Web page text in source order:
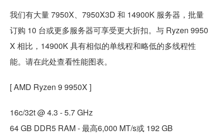
我们有大量 7950X、7950X3D 和 14900K 服务器，批量
订购 10 台或更多服务器可享受更大折扣。与 Ryzen 9950
X 相比，14900K 具有相似的单线程和略低的多线程性
能。请在此处查看性能图表。
[ AMD Ryzen 9 9950X ]
16c/32t @ 4.3 - 5.7 GHz
64 GB DDR5 RAM - 最高6,000 MT/s或 192 GB